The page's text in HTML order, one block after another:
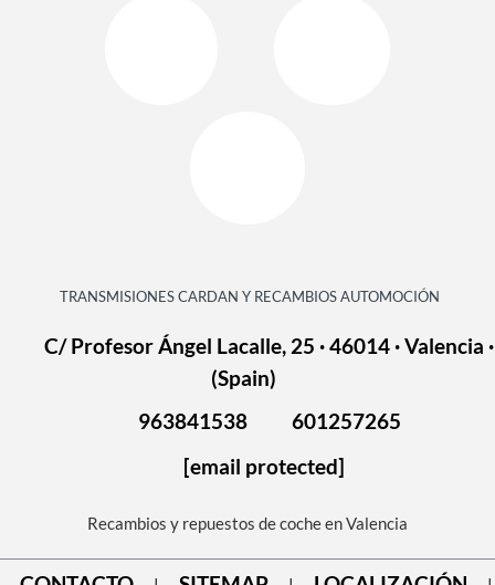
TRANSMISIONES CARDAN Y RECAMBIOS AUTOMOCIÓN
C/ Profesor Ángel Lacalle, 25 · 46014 · Valencia ·
(Spain)
963841538
601257265
[email protected]
Recambios y repuestos de coche en Valencia